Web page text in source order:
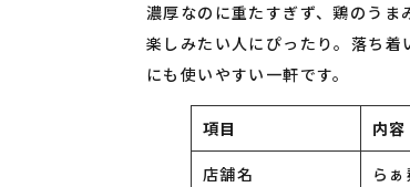
濃厚なのに重たすぎず、鶏のう
楽しみたい人にぴったり。落ち
にも使いやすい一軒です。
項目 内容
店舗名 ら